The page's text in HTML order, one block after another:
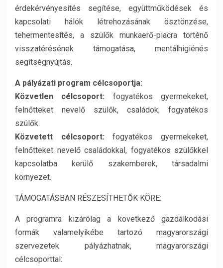
érdekérvényesítés segítése, együttműködések és
kapcsolati hálók létrehozásának ösztönzése,
tehermentesítés, a szülők munkaerő-piacra történő
visszatérésének támogatása, mentálhigiénés
segítségnyújtás.
A pályázati program célcsoportja:
Közvetlen célcsoport: fogyatékos gyermekeket,
felnőtteket nevelő szülők, családok; fogyatékos
szülők.
Közvetett célcsoport: fogyatékos gyermekeket,
felnőtteket nevelő családokkal, fogyatékos szülőkkel
kapcsolatba kerülő szakemberek, társadalmi
környezet.
TÁMOGATÁSBAN RÉSZESÍTHETŐK KÖRE:
A programra kizárólag a következő gazdálkodási
formák valamelyikébe tartozó magyarországi
szervezetek pályázhatnak, magyarországi
célcsoporttal: